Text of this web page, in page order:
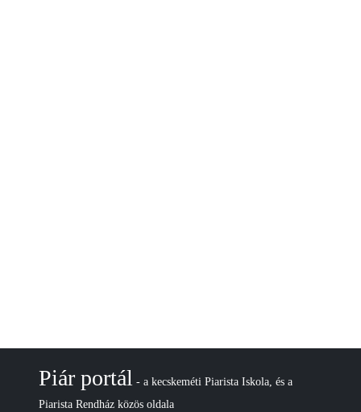
Piár portál - a kecskeméti Piarista Iskola, és a
Piarista Rendház közös oldala